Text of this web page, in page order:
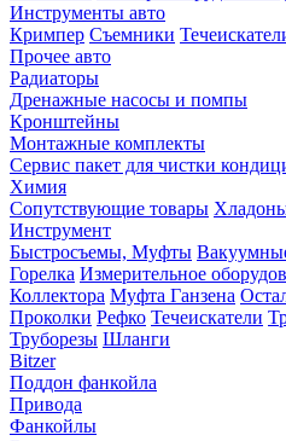
Инструменты авто
Кримпер Съемники
Прочее авто
Радиаторы
Дренажные насосы и помпы
Кронштейны
Монтажные комплекты
Сервис пакет для чистки
Химия
Сопутствующие товары
Инструмент
Быстросъемы, Муфты
Горелка Измерительное
Коллектора Муфта Ганзена
Проколки Рефко Течеискатели
Труборезы Шланги
Bitzer
Поддон фанкойла
Привода
Фанкойлы